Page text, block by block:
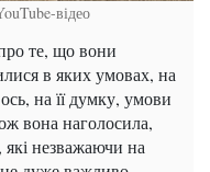
відео
те, що вони
в яких умовах, на
на її думку, умови
вона наголосила,
незважаючи на